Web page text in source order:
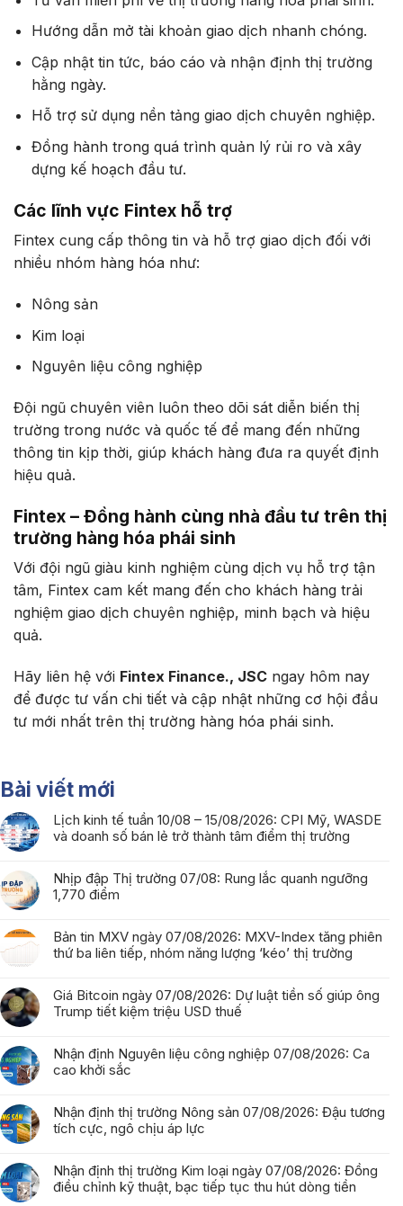
Hướng dẫn mở tài khoản giao dịch nhanh chóng.
Cập nhật tin tức, báo cáo và nhận định thị trường
hằng ngày.
Hỗ trợ sử dụng nền tảng giao dịch chuyên nghiệp.
Đồng hành trong quá trình quản lý rủi ro và xây
dựng kế hoạch đầu tư.
Các lĩnh vực Fintex hỗ trợ
Fintex cung cấp thông tin và hỗ trợ giao dịch đối với
nhiều nhóm hàng hóa như:
Nông sản
Kim loại
Nguyên liệu công nghiệp
Đội ngũ chuyên viên luôn theo dõi sát diễn biến thị
trường trong nước và quốc tế để mang đến những
thông tin kịp thời, giúp khách hàng đưa ra quyết định
hiệu quả.
Fintex – Đồng hành cùng nhà đầu tư trên thị
trường hàng hóa phái sinh
Với đội ngũ giàu kinh nghiệm cùng dịch vụ hỗ trợ tận
tâm, Fintex cam kết mang đến cho khách hàng trải
nghiệm giao dịch chuyên nghiệp, minh bạch và hiệu
quả.
Hãy liên hệ với Fintex Finance., JSC ngay hôm nay
để được tư vấn chi tiết và cập nhật những cơ hội đầu
tư mới nhất trên thị trường hàng hóa phái sinh.
Bài viết mới
Lịch kinh tế tuần 10/08 – 15/08/2026: CPI Mỹ, WASDE
và doanh số bán lẻ trở thành tâm điểm thị trường
Nhịp đập Thị trường 07/08: Rung lắc quanh ngưỡng
1,770 điểm
Bản tin MXV ngày 07/08/2026: MXV-Index tăng phiên
thứ ba liên tiếp, nhóm năng lượng ‘kéo’ thị trường
Giá Bitcoin ngày 07/08/2026: Dự luật tiền số giúp ông
Trump tiết kiệm triệu USD thuế
Nhận định Nguyên liệu công nghiệp 07/08/2026: Ca
cao khởi sắc
Nhận định thị trường Nông sản 07/08/2026: Đậu tương
tích cực, ngô chịu áp lực
Nhận định thị trường Kim loại ngày 07/08/2026: Đồng
điều chỉnh kỹ thuật, bạc tiếp tục thu hút dòng tiền